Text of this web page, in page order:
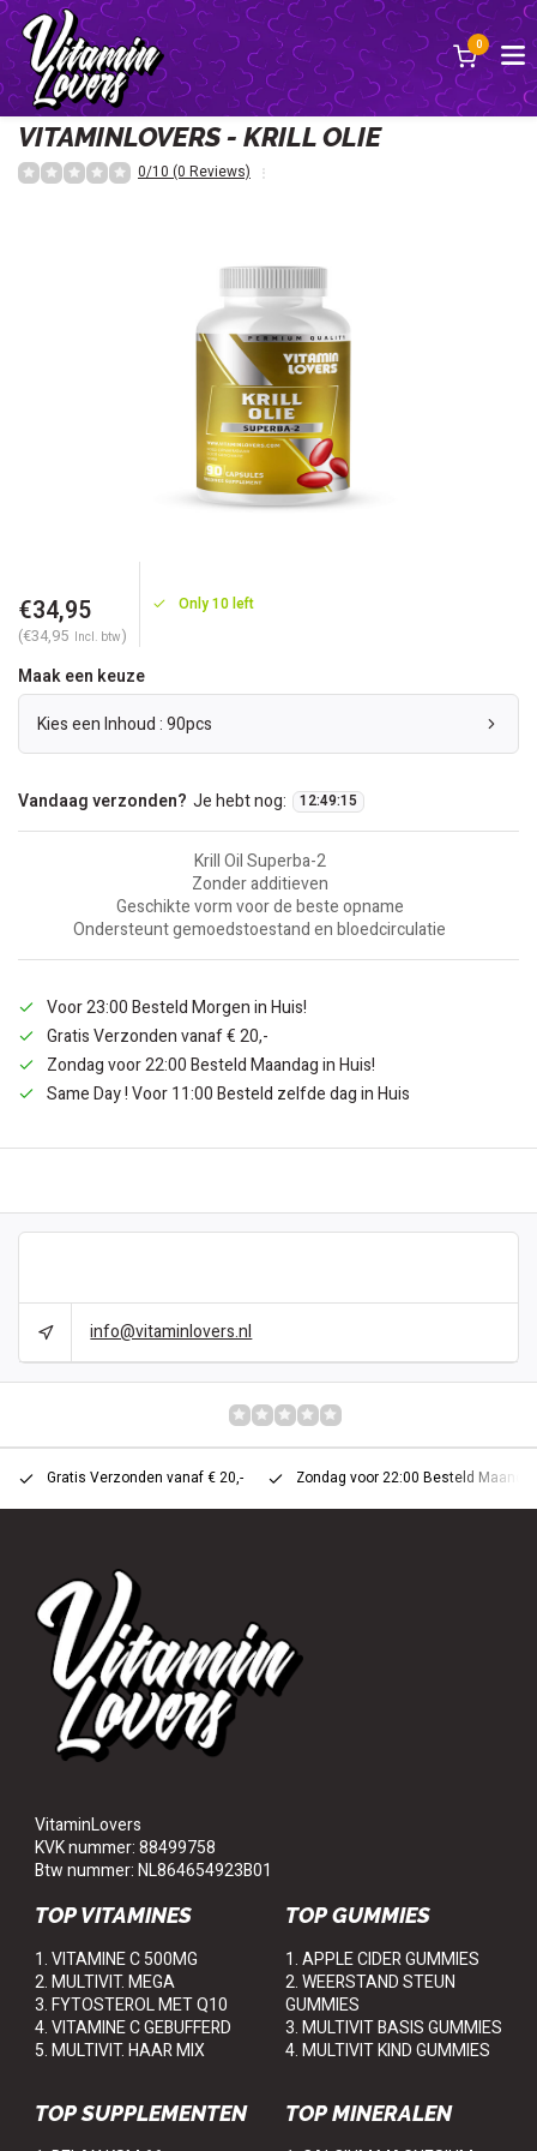
0
Terug
VITAMINLOVERS - KRILL OLIE
0/10 (0 Reviews)
€34,95
(€34,95 Incl. btw)
Only 10 left
Maak een keuze
Kies een Inhoud : 90pcs
Vandaag verzonden? Je hebt nog: 12:49:15
Krill Oil Superba-2
Zonder additieven
Geschikte vorm voor de beste opname
Ondersteunt gemoedstoestand en bloedcirculatie
Voor 23:00 Besteld Morgen in Huis!
Gratis Verzonden vanaf € 20,-
Zondag voor 22:00 Besteld Maandag in Huis!
Same Day ! Voor 11:00 Besteld zelfde dag in Huis
info@vitaminlovers.nl
Gratis Verzonden vanaf € 20,- Zondag voor 22:00 Besteld
VitaminLovers
KVK nummer: 88499758
Btw nummer: NL864654923B01
TOP VITAMINES
1. VITAMINE C 500MG
2. MULTIVIT. MEGA
3. FYTOSTEROL MET Q10
4. VITAMINE C GEBUFFERD
5. MULTIVIT. HAAR MIX
TOP GUMMIES
1. APPLE CIDER GUMMIES
2. WEERSTAND STEUN
GUMMIES
3. MULTIVIT BASIS GUMMIES
4. MULTIVIT KIND GUMMIES
TOP SUPPLEMENTEN
TOP MINERALEN